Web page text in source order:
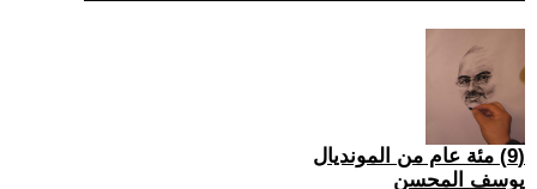
(9) مئة عام من المونديال
يوسف المحسن